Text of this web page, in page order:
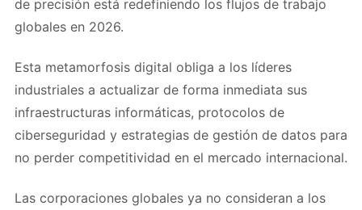
de precisión está redefiniendo los flujos de trabajo
globales en 2026.
Esta metamorfosis digital obliga a los líderes
industriales a actualizar de forma inmediata sus
infraestructuras informáticas, protocolos de
ciberseguridad y estrategias de gestión de datos para
no perder competitividad en el mercado internacional.
Las corporaciones globales ya no consideran a los